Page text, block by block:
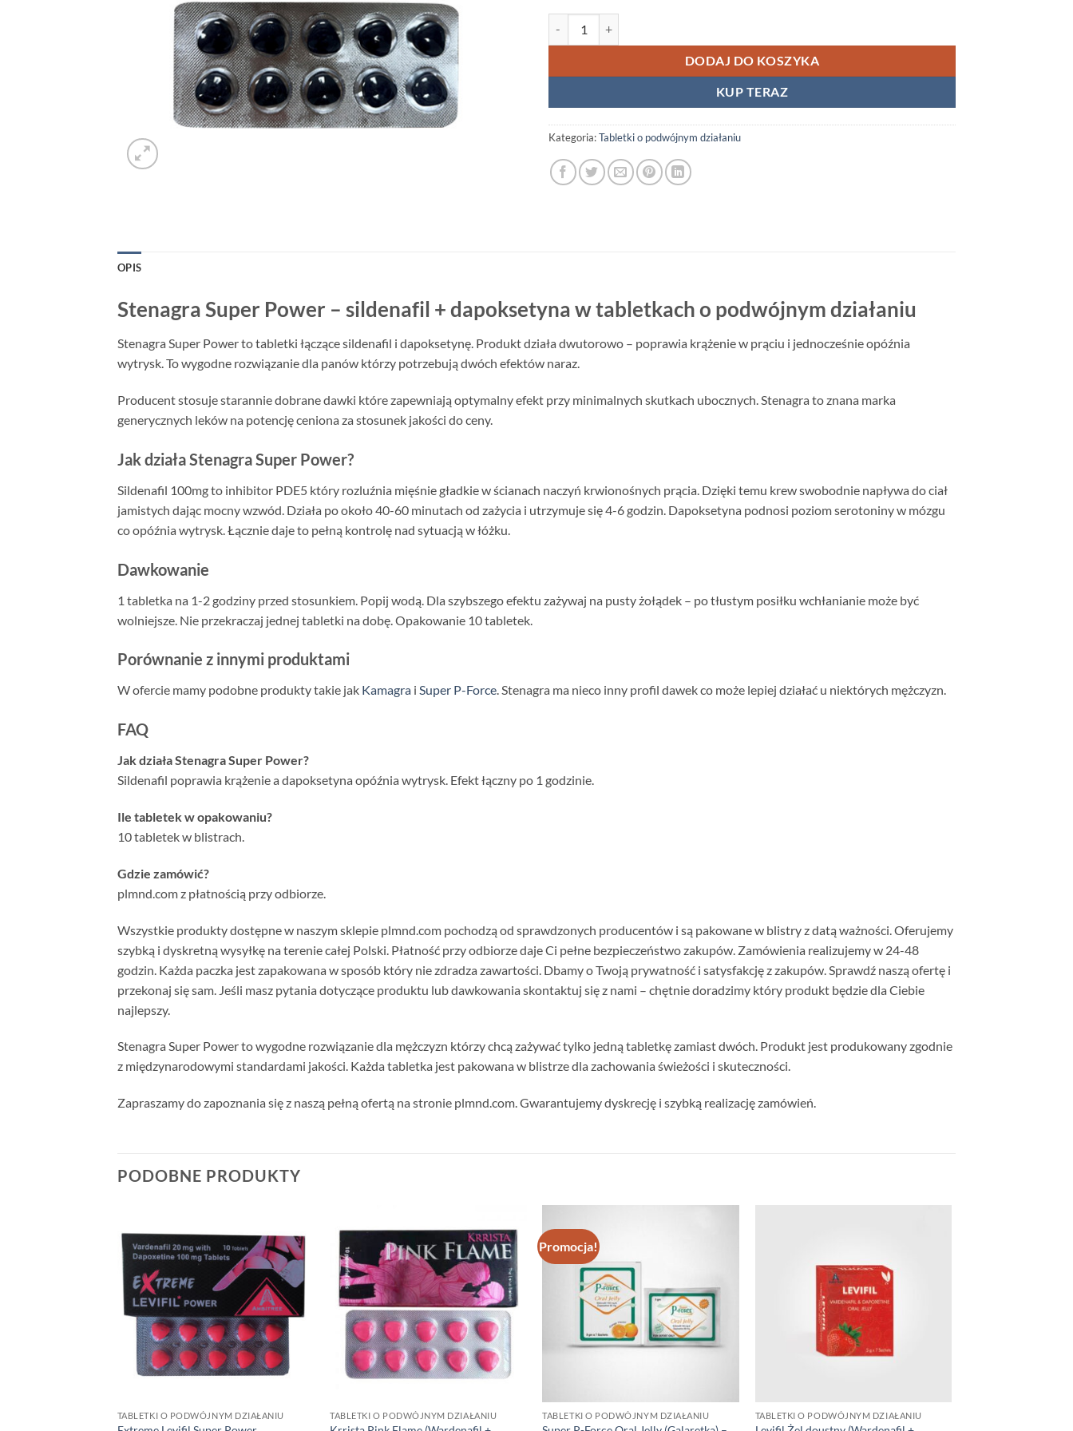
DODAJ DO KOSZYKA
KUP TERAZ
Kategoria:Tabletki o podwójnym działaniu
OPIS
Stenagra Super Power – sildenafil + dapoksetyna w tabletkach o podwójnym działaniu
Stenagra Super Power to tabletki łączące sildenafil i dapoksetynę. Produkt działa dwutorowo – poprawia krążenie w prąciu i jednocześnie opóźnia
wytrysk. To wygodne rozwiązanie dla panów którzy potrzebują dwóch efektów naraz.
Producent stosuje starannie dobrane dawki które zapewniają optymalny efekt przy minimalnych skutkach ubocznych. Stenagra to znana marka
generycznych leków na potencję ceniona za stosunek jakości do ceny.
Jak działa Stenagra Super Power?
Sildenafil 100mg to inhibitor PDE5 który rozluźnia mięśnie gładkie w ścianach naczyń krwionośnych prącia. Dzięki temu krew swobodnie napływa do ciał
jamistych dając mocny wzwód. Działa po około 40-60 minutach od zażycia i utrzymuje się 4-6 godzin. Dapoksetyna podnosi poziom serotoniny w mózgu
co opóźnia wytrysk. Łącznie daje to pełną kontrolę nad sytuacją w łóżku.
Dawkowanie
1 tabletka na 1-2 godziny przed stosunkiem. Popij wodą. Dla szybszego efektu zażywaj na pusty żołądek – po tłustym posiłku wchłanianie może być
wolniejsze. Nie przekraczaj jednej tabletki na dobę. Opakowanie 10 tabletek.
Porównanie z innymi produktami
W ofercie mamy podobne produkty takie jak Kamagra i Super P-Force. Stenagra ma nieco inny profil dawek co może lepiej działać u niektórych mężczyzn.
FAQ
Jak działa Stenagra Super Power?
Sildenafil poprawia krążenie a dapoksetyna opóźnia wytrysk. Efekt łączny po 1 godzinie.
Ile tabletek w opakowaniu?
10 tabletek w blistrach.
Gdzie zamówić?
plmnd.com z płatnością przy odbiorze.
Wszystkie produkty dostępne w naszym sklepie plmnd.com pochodzą od sprawdzonych producentów i są pakowane w blistry z datą ważności. Oferujemy
szybką i dyskretną wysyłkę na terenie całej Polski. Płatność przy odbiorze daje Ci pełne bezpieczeństwo zakupów. Zamówienia realizujemy w 24-48
godzin. Każda paczka jest zapakowana w sposób który nie zdradza zawartości. Dbamy o Twoją prywatność i satysfakcję z zakupów. Sprawdź naszą ofertę i
przekonaj się sam. Jeśli masz pytania dotyczące produktu lub dawkowania skontaktuj się z nami – chętnie doradzimy który produkt będzie dla Ciebie
najlepszy.
Stenagra Super Power to wygodne rozwiązanie dla mężczyzn którzy chcą zażywać tylko jedną tabletkę zamiast dwóch. Produkt jest produkowany zgodnie
z międzynarodowymi standardami jakości. Każda tabletka jest pakowana w blistrze dla zachowania świeżości i skuteczności.
Zapraszamy do zapoznania się z naszą pełną ofertą na stronie plmnd.com. Gwarantujemy dyskrecję i szybką realizację zamówień.
PODOBNE PRODUKTY
TABLETKI O PODWÓJNYM DZIAŁANIU TABLETKI O PODWÓJNYM DZIAŁANIU
Promocja!
TABLETKI O PODWÓJNYM DZIAŁANIU TABLETKI O PODWÓJNYM DZIAŁANIU